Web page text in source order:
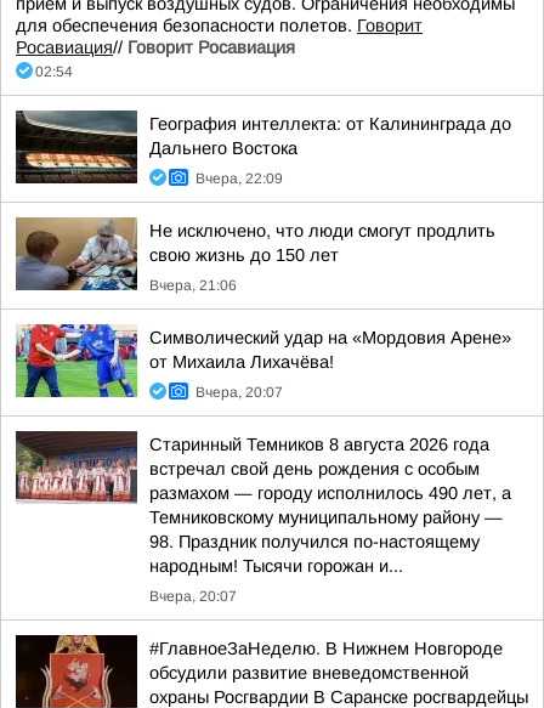
для обеспечения безопасности полетов. Говорит
Росавиация// Говорит Росавиация
02:54
География интеллекта: от Калининграда до
Дальнего Востока
Вчера, 22:09
Не исключено, что люди смогут продлить
свою жизнь до 150 лет
Вчера, 21:06
Символический удар на «Мордовия Арене»
от Михаила Лихачёва!
Вчера, 20:07
Старинный Темников 8 августа 2026 года
встречал свой день рождения с особым
размахом — городу исполнилось 490 лет, а
Темниковскому муниципальному району —
98. Праздник получился по-настоящему
народным! Тысячи горожан и...
Вчера, 20:07
#ГлавноеЗаНеделю. В Нижнем Новгороде
обсудили развитие вневедомственной
охраны Росгвардии В Саранске росгвардейцы